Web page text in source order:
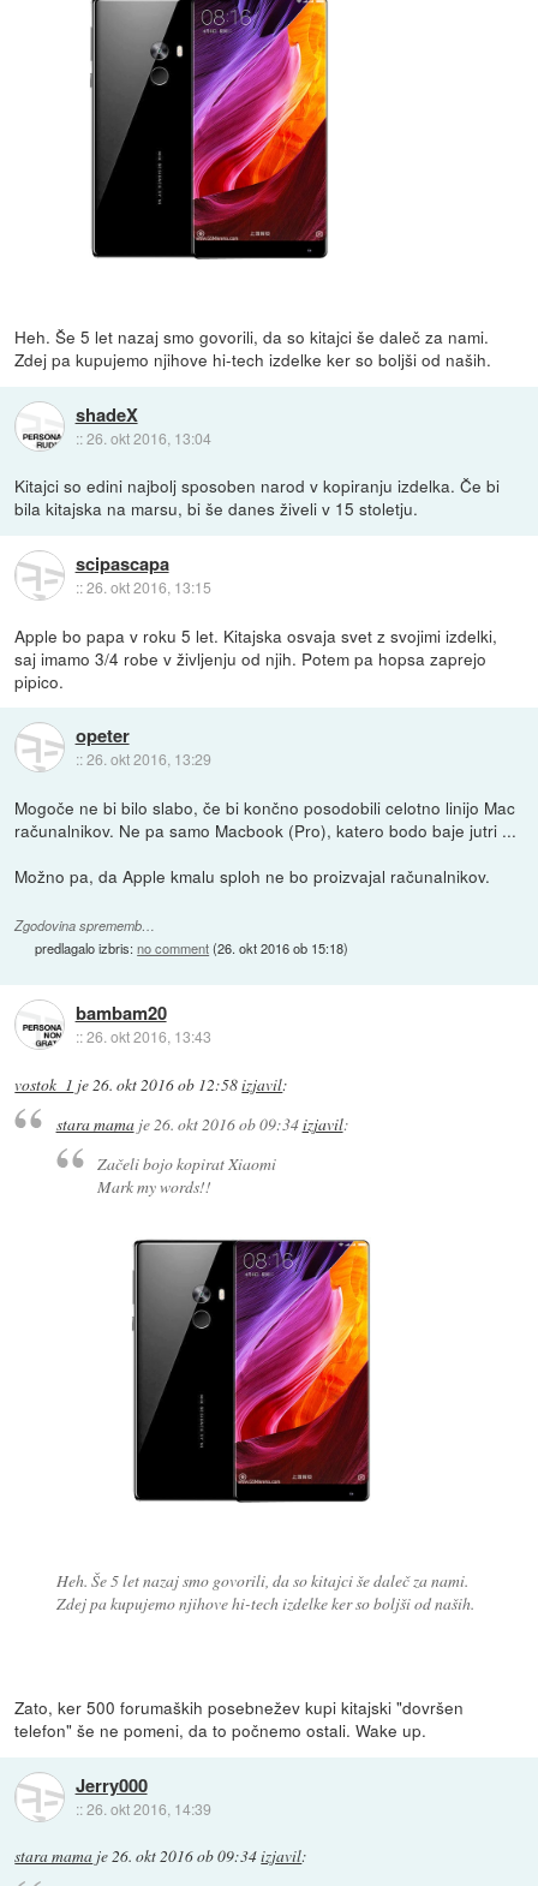
Heh. Še 5 let nazaj smo govorili, da so kitajci še daleč za nami.
Zdej pa kupujemo njihove hi-tech izdelke ker so boljši od naših.
shadeX
::26. okt 2016, 13:04
Kitajci so edini najbolj sposoben narod v kopiranju izdelka. Če bi
bila kitajska na marsu, bi še danes živeli v 15 stoletju.
scipascapa
::26. okt 2016, 13:15
Apple bo papa v roku 5 let. Kitajska osvaja svet z svojimi izdelki,
saj imamo 3/4 robe v življenju od njih. Potem pa hopsa zaprejo
pipico.
opeter
::26. okt 2016, 13:29
Mogoče ne bi bilo slabo, če bi končno posodobili celotno linijo Mac
računalnikov. Ne pa samo Macbook (Pro), katero bodo baje jutri ...
Možno pa, da Apple kmalu sploh ne bo proizvajal računalnikov.
Zgodovina sprememb…
predlagalo izbris:no comment(26. okt 2016 ob 15:18)
bambam20
::26. okt 2016, 13:43
vostok_1 je 26. okt 2016 ob 12:58izjavil:
stara mamaje26. okt 2016 ob 09:34izjavil:
Začeli bojo kopirat Xiaomi
Mark my words!!
Heh. Še 5 let nazaj smo govorili, da so kitajci še daleč za nami.
Zdej pa kupujemo njihove hi-tech izdelke ker so boljši od naših.
Zato, ker 500 forumaških posebnežev kupi kitajski "dovršen
telefon" še ne pomeni, da to počnemo ostali. Wake up.
Jerry000
::26. okt 2016, 14:39
stara mama je26. okt 2016 ob 09:34izjavil: